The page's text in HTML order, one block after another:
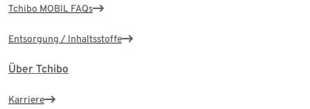
Tchibo MOBIL FAQs
Entsorgung / Inhaltsstoffe
Über Tchibo
Karriere